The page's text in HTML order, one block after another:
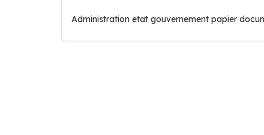
Administration etat gouvernement papier